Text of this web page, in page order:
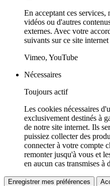
En acceptant ces
vidéos ou d'autres
externes. Avec votre
suivants sur ce site internet
Vimeo, YouTube
Nécessaires
Toujours actif
Les cookies nécessaires
exclusivement destinés à
de notre site internet. Ils
puissiez collecter des
connecter à votre compte
remonter jusqu'à vous et
en aucun cas transmises à
Enregistrer mes préférences